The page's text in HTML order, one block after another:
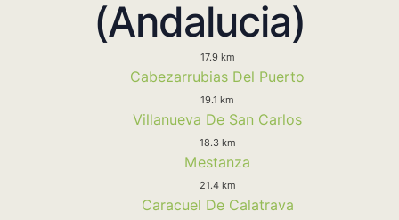
(Andalucia)
17.9 km
Cabezarrubias Del Puerto
19.1 km
Villanueva De San Carlos
18.3 km
Mestanza
21.4 km
Caracuel De Calatrava